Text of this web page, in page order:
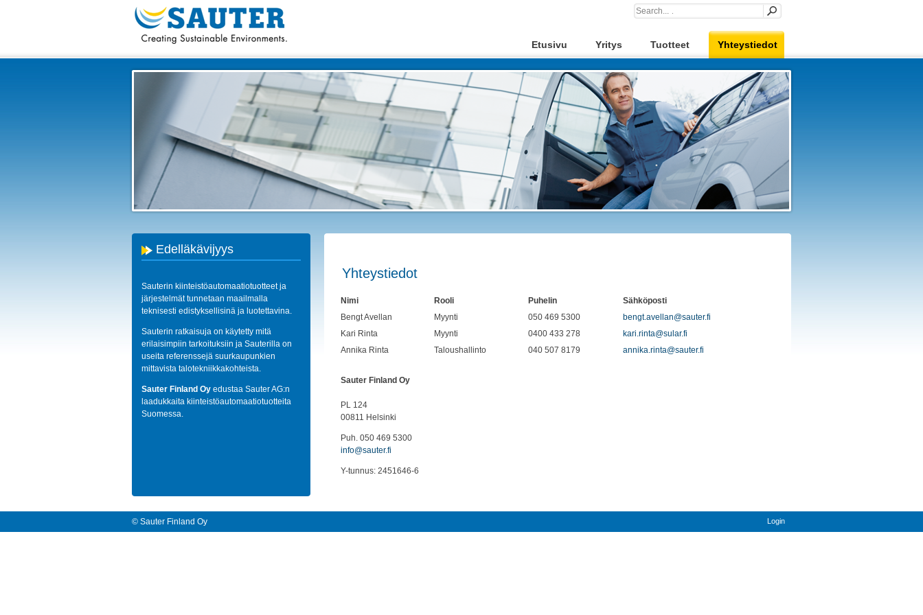
Etusivu Yritys Tuotteet Yhteystiedot
Edelläkävijyys
Sauterin kiinteistöautomaatiotuotteet ja
järjestelmät tunnetaan maailmalla
teknisesti edistyksellisinä ja luotettavina.
Sauterin ratkaisuja on käytetty mitä
erilaisimpiin tarkoituksiin ja Sauterilla on
useita referenssejä suurkaupunkien
mittavista talotekniikkakohteista.
Sauter Finland Oy edustaa Sauter AG:n
laadukkaita kiinteistöautomaatiotuotteita
Suomessa.
Yhteystiedot
Nimi Rooli Puhelin
Sähköposti
Bengt Avellan
Myynti 050 469 5300
bengt.avellan@sauter.fi
Kari Rinta
Myynti 0400 433 278
kari.rinta@sular.fi
Annika Rinta
Taloushallinto 040 507 8179 annika.rinta@sauter.fi
Sauter Finland Oy
PL 124
00811 Helsinki
Puh. 050 469 5300
info@sauter.fi
Y-tunnus: 2451646-6
© Sauter Finland Oy Login